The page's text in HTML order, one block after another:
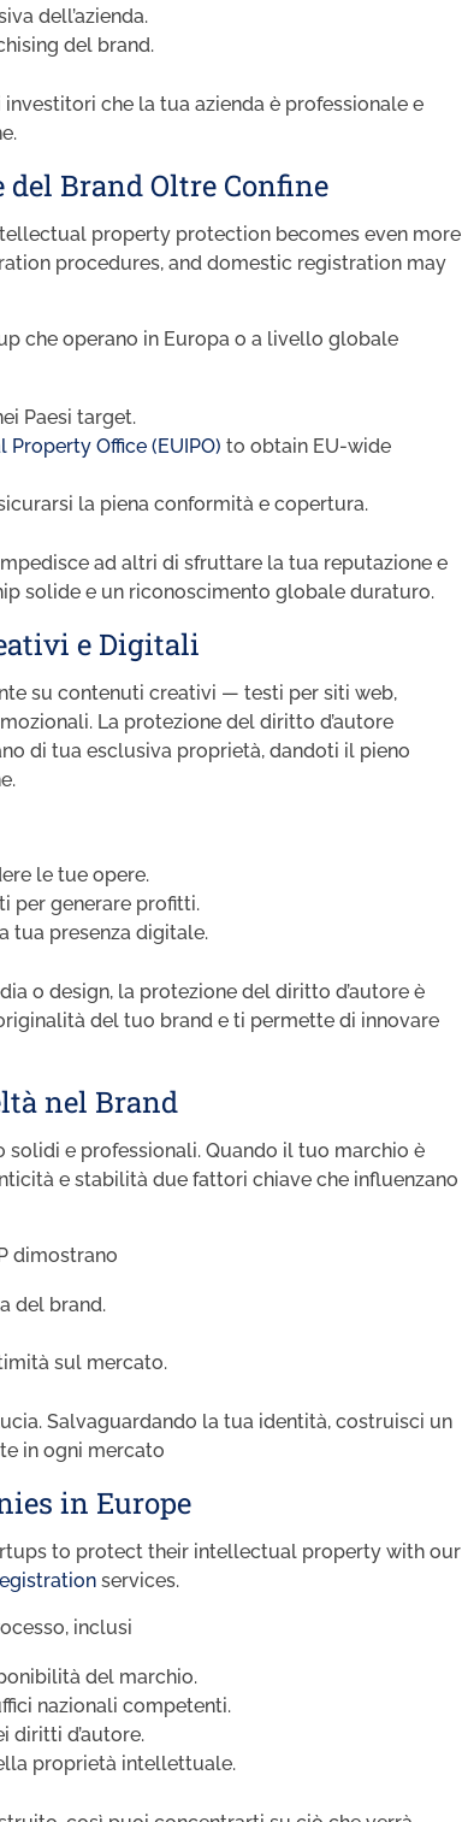
dell’azienda.
del brand.
che la tua azienda è professionale e
del Brand Oltre Confine
property protection becomes even more
procedures, and domestic registration may
che operano in Europa o a livello globale
Paesi target.
Office (EUIPO) to obtain EU-wide
la piena conformità e copertura.
ad altri di sfruttare la tua reputazione e
solide e un riconoscimento globale duraturo.
e Digitali
su contenuti creativi — testi per siti web,
La protezione del diritto d’autore
di tua esclusiva proprietà, dandoti il pieno
le tue opere.
per generare profitti.
tua presenza digitale.
o design, la protezione del diritto d’autore è
del tuo brand e ti permette di innovare
nel Brand
solidi e professionali. Quando il tuo marchio è
e stabilità due fattori chiave che influenzano
dimostrano
del brand.
sul mercato.
Salvaguardando la tua identità, costruisci un
in ogni mercato
in Europe
to protect their intellectual property with our
services.
inclusi
del marchio.
nazionali competenti.
diritti d’autore.
proprietà intellettuale.